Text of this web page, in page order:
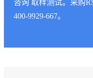
咨询 取样测试。采购
400-9929-667。